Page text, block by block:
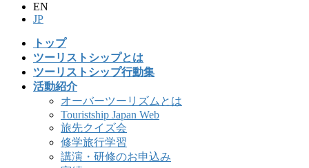
EN
JP
トップ
ツーリストシップとは
ツーリストシップ行動集
活動紹介
オーバーツーリズムとは
Touristship Japan Web
旅先クイズ会
修学旅行学習
講演・研修のお申込み